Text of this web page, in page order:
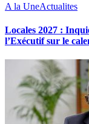
A la UneActualites
Locales 2027 :
l’Exécutif sur le